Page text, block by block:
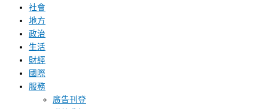
社會
地方
政治
生活
財經
國際
服務
廣告刊登